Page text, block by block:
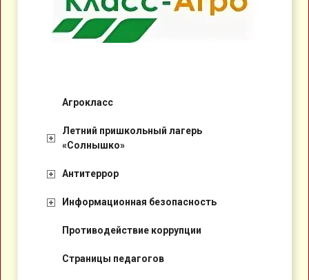
Агрокласс
Летний пришкольный лагерь
«Солнышко»
Антитеррор
Информационная безопасность
Противодействие коррупции
Страницы педагогов